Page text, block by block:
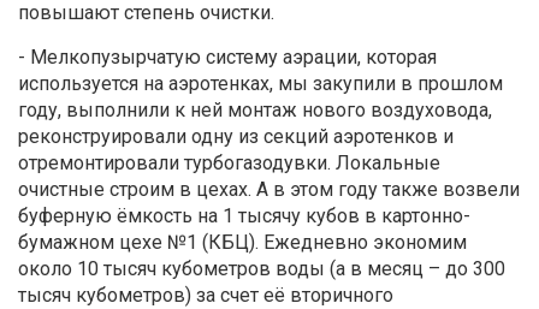
повышают степень очистки.
- Мелкопузырчатую систему аэрации, которая
используется на аэротенках, мы закупили в прошлом
году, выполнили к ней монтаж нового воздуховода,
реконструировали одну из секций аэротенков и
отремонтировали турбогазодувки. Локальные
очистные строим в цехах. А в этом году также возвели
буферную ёмкость на 1 тысячу кубов в картонно-
бумажном цехе №1 (КБЦ). Ежедневно экономим
около 10 тысяч кубометров воды (а в месяц – до 300
тысяч кубометров) за счет её вторичного